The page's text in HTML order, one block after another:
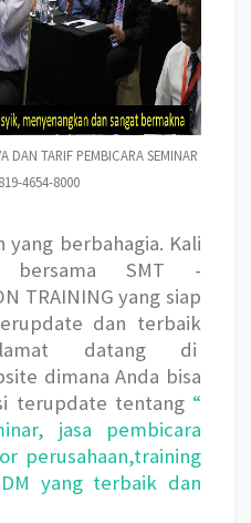
DAN TARIF PEMBICARA SEMINAR
4654-8000
yang berbahagia. Kali
SMT -
TRAINING yang siap
dan terbaik
datang di
dimana Anda bisa
terupdate tentang “
jasa pembicara
perusahaan,training
yang terbaik dan